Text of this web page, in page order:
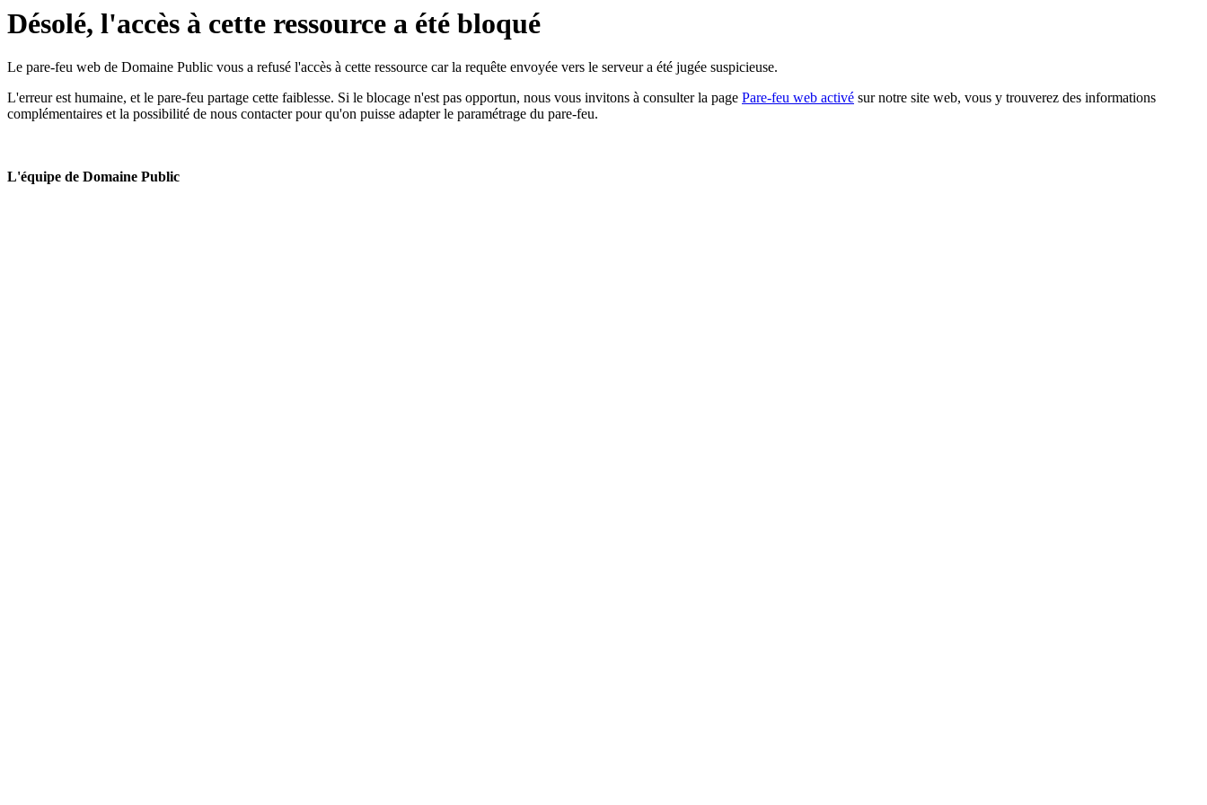
Désolé, l'accès à cette ressource a été bloqué
Le pare-feu web de Domaine Public vous a refusé l'accès à cette ressource car la requête envoyée vers le serveur a été jugée suspicieuse.
L'erreur est humaine, et le pare-feu partage cette faiblesse. Si le blocage n'est pas opportun, nous vous invitons à consulter la page Pare-feu web activé sur notre site web, vous y trouverez des informations
complémentaires et la possibilité de nous contacter pour qu'on puisse adapter le paramétrage du pare-feu.
L'équipe de Domaine Public